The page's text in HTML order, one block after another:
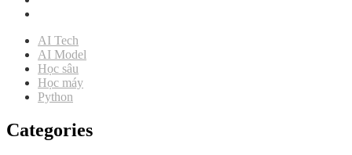
AI Tech
AI Model
Học sâu
Học máy
Python
Categories